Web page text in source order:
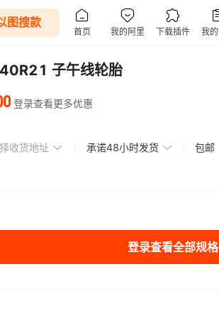
子午线轮胎
登录查看更多优惠
收货地址 承诺48小时发货 包邮
登录查看全部规格